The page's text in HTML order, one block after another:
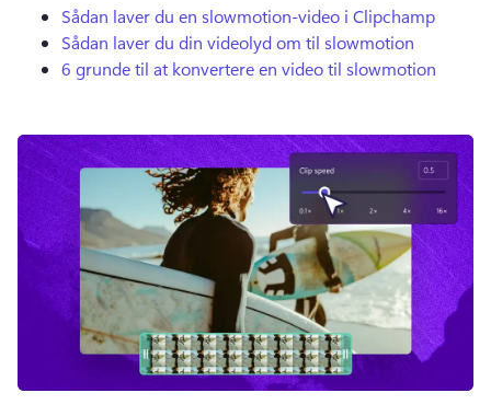
Sådan laver du en slowmotion-video i Clipchamp
Sådan laver du din videolyd om til slowmotion
6 grunde til at konvertere en video til slowmotion